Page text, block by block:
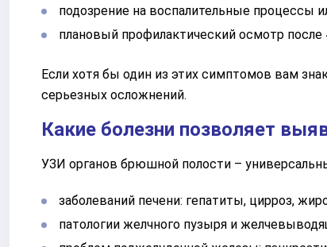
подозрение на воспалительные процессы
плановый профилактический осмотр
Если хотя бы один из этих симптомов вам
серьезных осложнений.
Какие болезни позволяет
УЗИ органов брюшной полости –
заболеваний печени: гепатиты, цирроз,
патологии желчного пузыря и